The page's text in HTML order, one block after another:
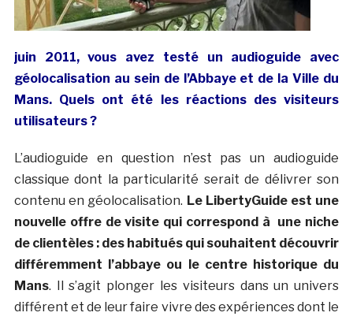
juin 2011, vous avez testé un audioguide avec
géolocalisation au sein de l’Abbaye et de la Ville du
Mans. Quels ont été les réactions des visiteurs
utilisateurs ?
L’audioguide en question n’est pas un audioguide
classique dont la particularité serait de délivrer son
contenu en géolocalisation. Le LibertyGuide est une
nouvelle offre de visite qui correspond à une niche
de clientèles : des habitués qui souhaitent découvrir
différemment l’abbaye ou le centre historique du
Mans. Il s’agit plonger les visiteurs dans un univers
différent et de leur faire vivre des expériences dont le